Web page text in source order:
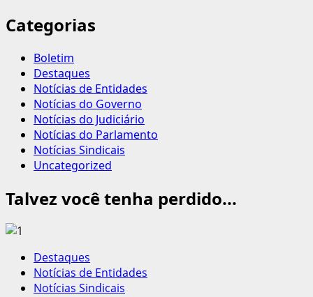
Categorias
Boletim
Destaques
Notícias de Entidades
Notícias do Governo
Notícias do Judiciário
Notícias do Parlamento
Notícias Sindicais
Uncategorized
Talvez você tenha perdido...
Destaques
Notícias de Entidades
Notícias Sindicais